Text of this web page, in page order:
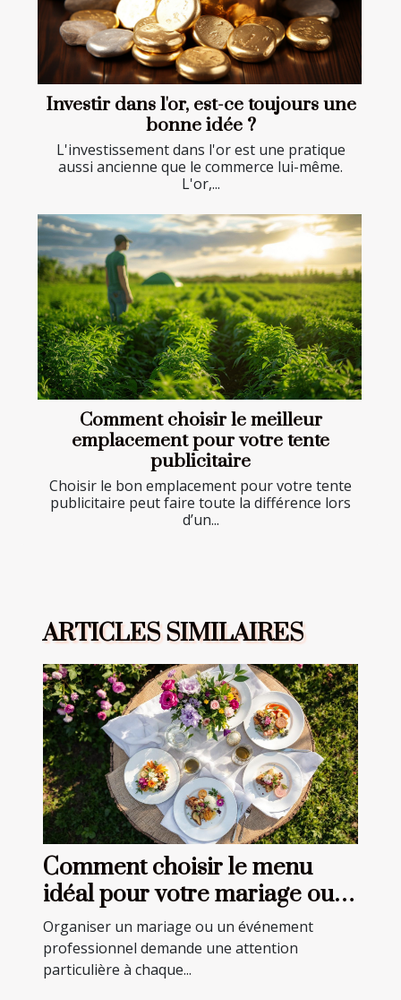
Investir dans l'or, est-ce toujours une
bonne idée ?
L'investissement dans l'or est une pratique
aussi ancienne que le commerce lui-même.
L'or,...
Comment choisir le meilleur
emplacement pour votre tente
publicitaire
Choisir le bon emplacement pour votre tente
publicitaire peut faire toute la différence lors
d’un...
ARTICLES SIMILAIRES
Comment choisir le menu
idéal pour votre mariage ou
événement professionnel ?
Organiser un mariage ou un événement
professionnel demande une attention
particulière à chaque...